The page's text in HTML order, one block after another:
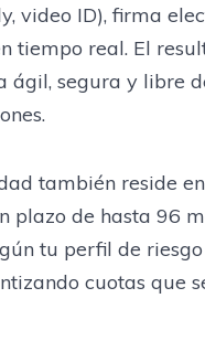
video ID), firma
tiempo real. El
ágil, segura y libre
también reside
plazo de hasta 96
tu perfil de
cuotas que